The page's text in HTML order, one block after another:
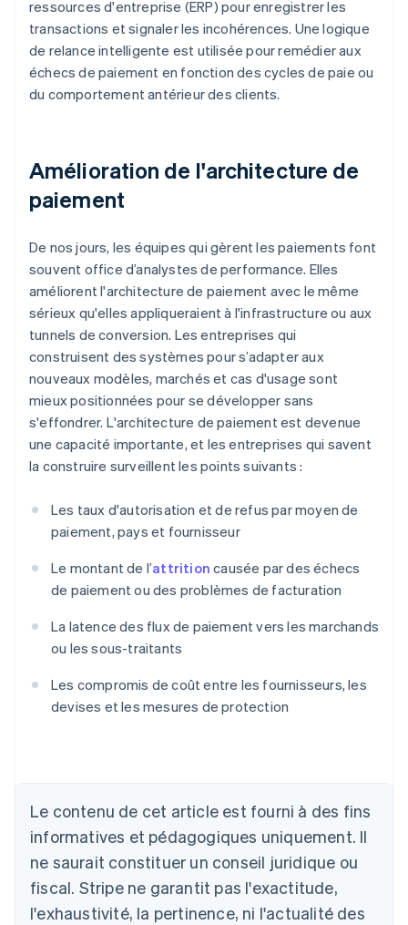
ressources d'entreprise (ERP) pour enregistrer les
transactions et signaler les incohérences. Une logique
de relance intelligente est utilisée pour remédier aux
échecs de paiement en fonction des cycles de paie ou
du comportement antérieur des clients.
Amélioration de l'architecture de
paiement
De nos jours, les équipes qui gèrent les paiements font
souvent office d’analystes de performance. Elles
améliorent l'architecture de paiement avec le même
sérieux qu'elles appliqueraient à l'infrastructure ou aux
tunnels de conversion. Les entreprises qui
construisent des systèmes pour s’adapter aux
nouveaux modèles, marchés et cas d'usage sont
mieux positionnées pour se développer sans
s'effondrer. L'architecture de paiement est devenue
une capacité importante, et les entreprises qui savent
la construire surveillent les points suivants :
Les taux d'autorisation et de refus par moyen de
paiement, pays et fournisseur
Le montant de l’attrition causée par des échecs
de paiement ou des problèmes de facturation
La latence des flux de paiement vers les marchands
ou les sous-traitants
Les compromis de coût entre les fournisseurs, les
devises et les mesures de protection
Le contenu de cet article est fourni à des fins
informatives et pédagogiques uniquement. Il
ne saurait constituer un conseil juridique ou
fiscal. Stripe ne garantit pas l'exactitude,
l'exhaustivité, la pertinence, ni l'actualité des
DeutschEnglish
English
Autriche
Deutsch English
Belgique
NederlandsFrançaisDeutschEnglish